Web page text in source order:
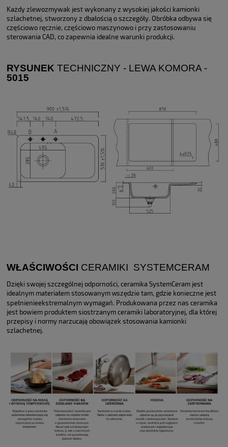
Każdy zlewozmywak jest wykonany z wysokiej jakości kamionki
szlachetnej, stworzony z dbałością o szczegóły. Obróbka odbywa się
częściowo ręcznie, częściowo maszynowo i przy zastosowaniu
sterowania CAD, co zapewnia idealne warunki produkcji.
RYSUNEK TECHNICZNY - LEWA KOMORA -
5015
WŁAŚCIWOŚCI CERAMIKI SYSTEMCERAM
Dzięki swojej szczególnej odporności, ceramika SystemCeram jest
idealnym materiałem stosowanym wszędzie tam, gdzie konieczne jest
spełnienieekstremalnym wymagań. Produkowana przez nas ceramika
jest bowiem produktem siostrzanym ceramiki laboratoryjnej, dla której
przepisy i normy narzucają obowiązek stosowania kamionki
szlachetnej.